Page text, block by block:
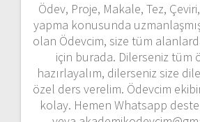
Ödev, Proje, Makale, Tez,
yapma konusunda
olan Ödevcim, size tüm
için burada. Dilerseniz tüm
hazırlayalım, dilerseniz size
özel ders verelim. Ödevcim
kolay. Hemen Whatsapp